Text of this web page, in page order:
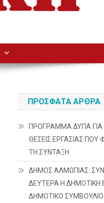
ΠΡΌΣΦΑΤΑ ΆΡΘΡΑ
ΠΡΟΓΡΑΜΜΑ ΔΥΠΑ ΓΙΑ
ΘΕΣΕΙΣ ΕΡΓΑΣΙΑΣ
ΤΗ ΣΥΝΤΑΞΗ
ΔΗΜΟΣ ΑΛΜΩΠΙΑΣ:
ΔΕΥΤΕΡΑ H ΔΗΜΟΤΙΚΗ
ΔΗΜΟΤΙΚΟ